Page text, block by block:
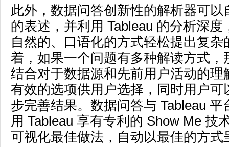
此外，数据问答创新性的解析器可以
的表述，并利用 Tableau 的分析深度
自然的、口语化的方式轻松提出复杂
着，如果一个问题有多种解读方式，
结合对于数据源和先前用户活动的理
有效的选项供用户选择，同时用户可
步完善结果。数据问答与 Tableau 平
用 Tableau 享有专利的 Show Me 技
可视化最佳做法，自动以最佳的方